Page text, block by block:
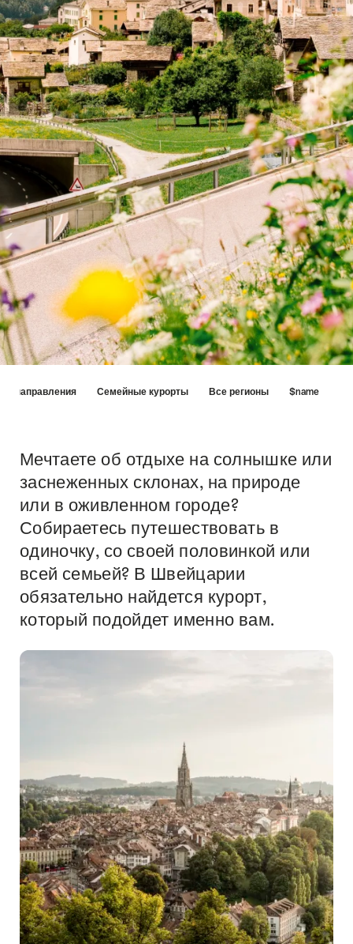
направления Семейные курорты Все регионы $name
Intro
Мечтаете об отдыхе на солнышке или
заснеженных склонах, на природе
или в оживленном городе?
Собираетесь путешествовать в
одиночку, со своей половинкой или
всей семьей? В Швейцарии
обязательно найдется курорт,
который подойдет именно вам.